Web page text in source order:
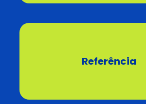
Referência